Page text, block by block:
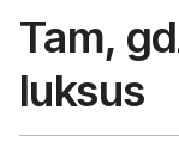
Tam,
luksus